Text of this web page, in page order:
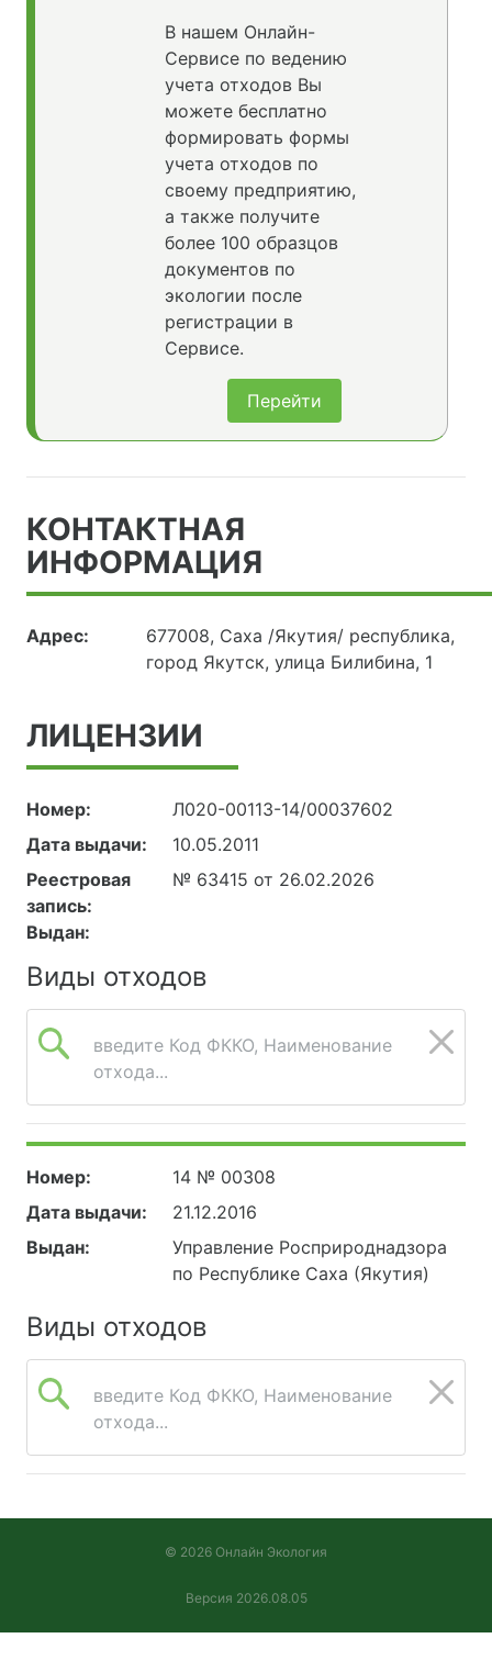
В нашем Онлайн-
Сервисе по ведению
учета отходов Вы
можете бесплатно
формировать формы
учета отходов по
своему предприятию,
а также получите
более 100 образцов
документов по
экологии после
регистрации в
Сервисе.
Перейти
КОНТАКТНАЯ
ИНФОРМАЦИЯ
Адрес:
677008, Саха /Якутия/ республика,
город Якутск, улица Билибина, 1
ЛИЦЕНЗИИ
Номер:
Л020-00113-14/00037602
Дата выдачи:
10.05.2011
Реестровая
запись:
№ 63415 от 26.02.2026
Выдан:
Виды отходов
введите Код ФККО, Наименование
отхода...
Номер:
14 № 00308
Дата выдачи:
21.12.2016
Выдан:
Управление Росприроднадзора
по Республике Саха (Якутия)
Виды отходов
введите Код ФККО, Наименование
отхода...
© 2026 Онлайн Экология
Версия 2026.08.05